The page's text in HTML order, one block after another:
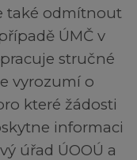
také odmítnout
ÚMČ v
stručné
vyrozumí o
které žádosti
informaci
úřad ÚOOÚ a